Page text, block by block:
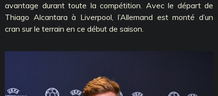
avantage durant toute la compétition. Avec le départ de
Thiago Alcantara à Liverpool, l’Allemand est monté d’un
cran sur le terrain en ce début de saison.